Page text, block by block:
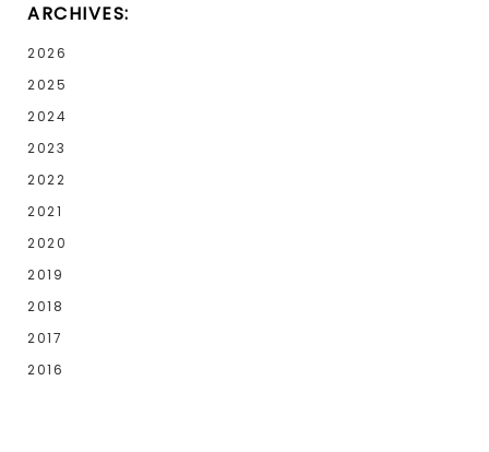
ARCHIVES:
2026
2025
2024
2023
2022
2021
2020
2019
2018
2017
2016